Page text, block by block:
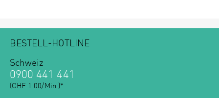
BESTELL-HOTLINE
Schweiz
0900 441 441
(CHF 1.00/Min.)*